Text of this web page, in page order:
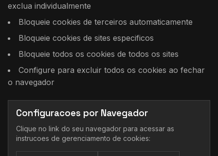
exclua individualmente
Bloqueie cookies de terceiros automaticamente
Bloqueie cookies de sites especificos
Bloqueie todos os cookies de todos os sites
Configure para excluir todos os cookies ao fechar
o navegador
Configuracoes por Navegador
Clique no link do seu navegador para acessar as
instrucoes de gerenciamento de cookies: